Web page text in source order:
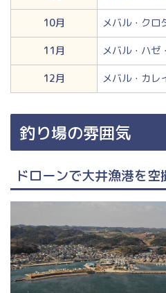
10月
メバル・クロ
11月
メバル・ハゼ
12月
メバル・カレ
釣り場の雰囲気
ドローンで大井漁港を空